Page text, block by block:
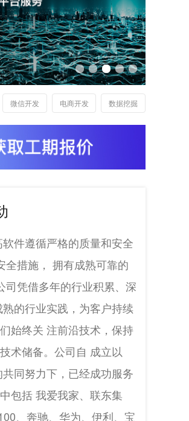
微信开发 电商开发 数据挖掘
件遵循严格的质量和安全
全措施， 拥有成熟可靠的
司凭借多年的行业积累、深
的行业实践，为客户持续
始终关 注前沿技术，保持
术储备。公司自 成立以
同努力下，已经成功服务
包括 我爱我家、联东集
、奔驰、华为、伊利、宝